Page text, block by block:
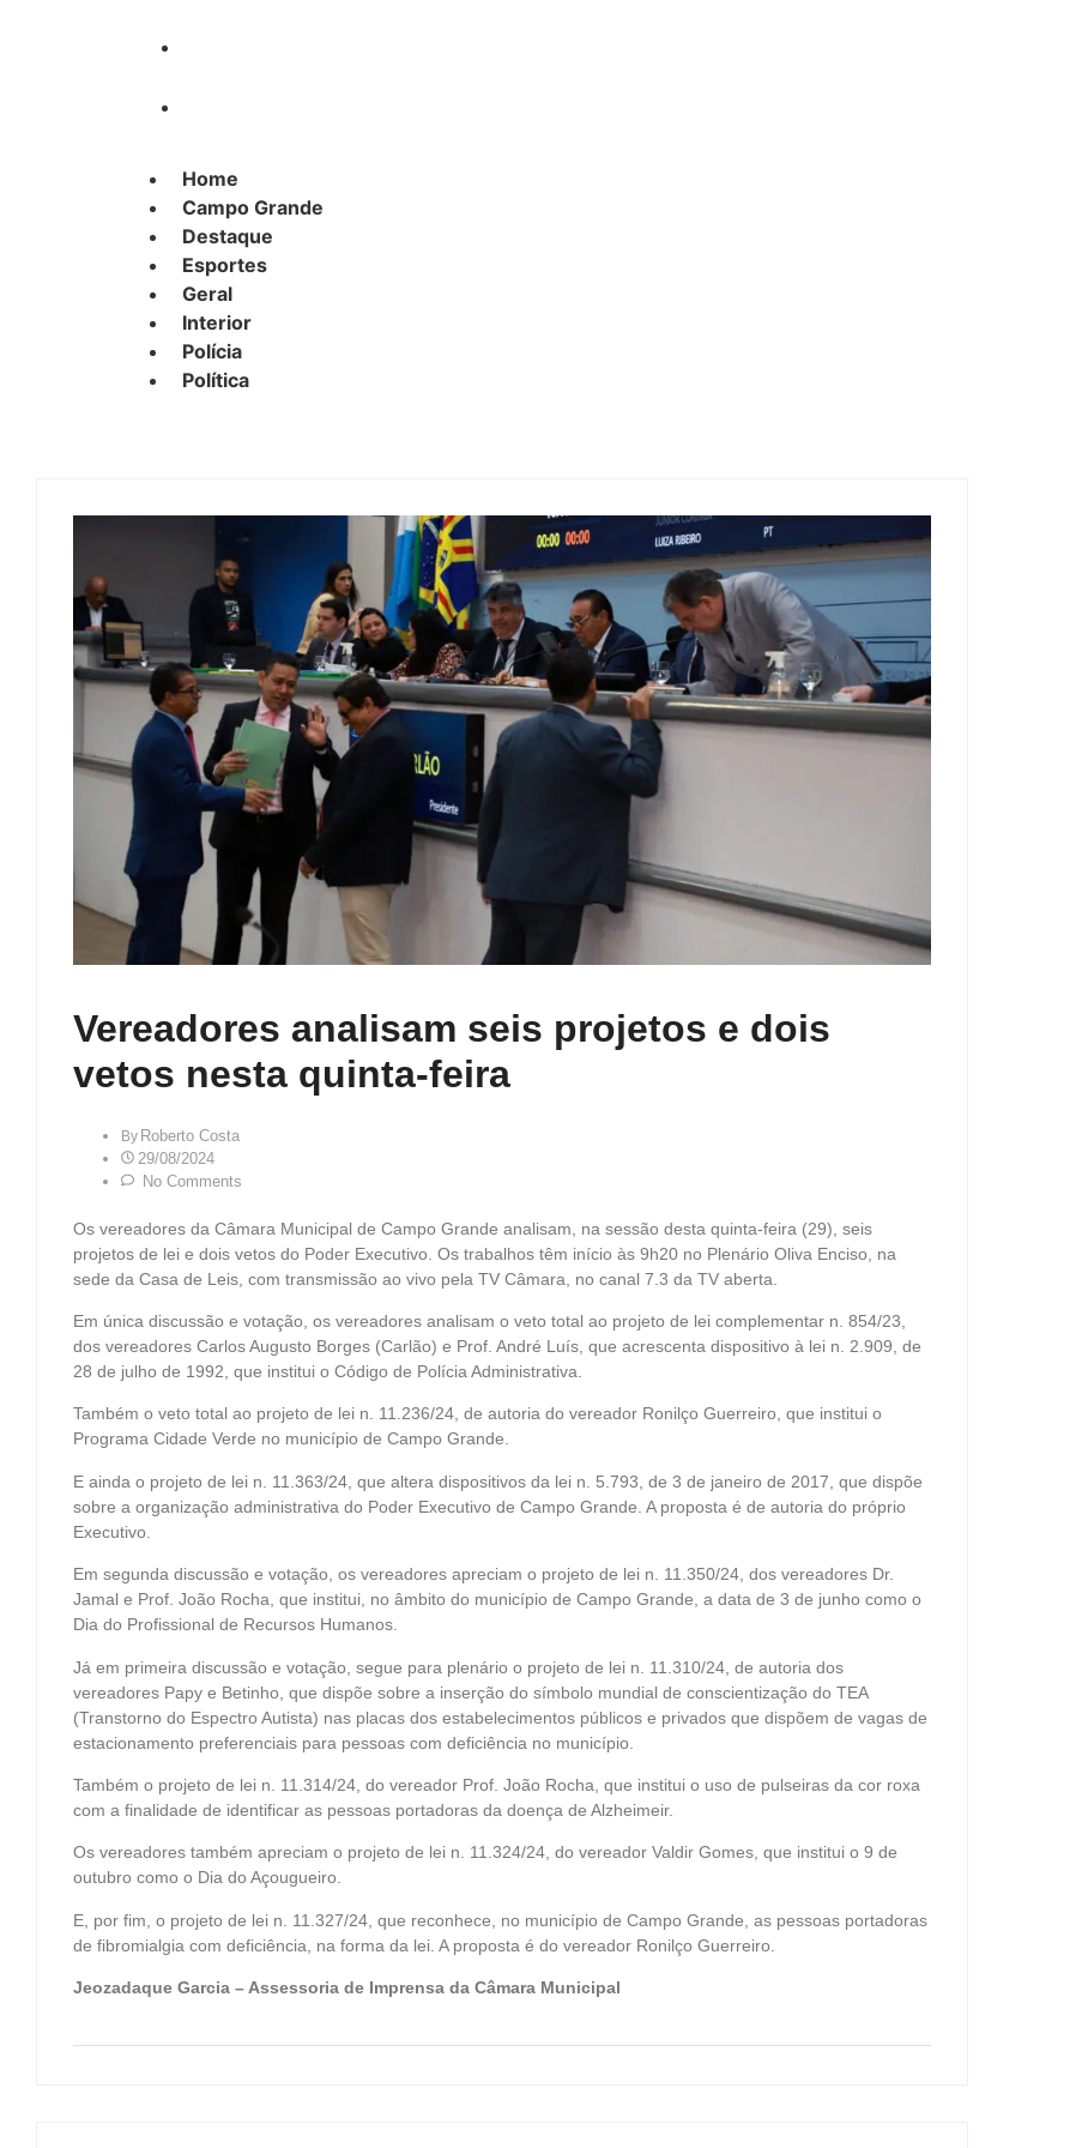
Home
Campo Grande
Destaque
Esportes
Geral
Interior
Polícia
Política
Vereadores analisam seis projetos e dois
vetos nesta quinta-feira
By Roberto Costa
29/08/2024
No Comments
Os vereadores da Câmara Municipal de Campo Grande analisam, na sessão desta quinta-feira (29), seis
projetos de lei e dois vetos do Poder Executivo. Os trabalhos têm início às 9h20 no Plenário Oliva Enciso, na
sede da Casa de Leis, com transmissão ao vivo pela TV Câmara, no canal 7.3 da TV aberta.
Em única discussão e votação, os vereadores analisam o veto total ao projeto de lei complementar n. 854/23,
dos vereadores Carlos Augusto Borges (Carlão) e Prof. André Luís, que acrescenta dispositivo à lei n. 2.909, de
28 de julho de 1992, que institui o Código de Polícia Administrativa.
Também o veto total ao projeto de lei n. 11.236/24, de autoria do vereador Ronilço Guerreiro, que institui o
Programa Cidade Verde no município de Campo Grande.
E ainda o projeto de lei n. 11.363/24, que altera dispositivos da lei n. 5.793, de 3 de janeiro de 2017, que dispõe
sobre a organização administrativa do Poder Executivo de Campo Grande. A proposta é de autoria do próprio
Executivo.
Em segunda discussão e votação, os vereadores apreciam o projeto de lei n. 11.350/24, dos vereadores Dr.
Jamal e Prof. João Rocha, que institui, no âmbito do município de Campo Grande, a data de 3 de junho como o
Dia do Profissional de Recursos Humanos.
Já em primeira discussão e votação, segue para plenário o projeto de lei n. 11.310/24, de autoria dos
vereadores Papy e Betinho, que dispõe sobre a inserção do símbolo mundial de conscientização do TEA
(Transtorno do Espectro Autista) nas placas dos estabelecimentos públicos e privados que dispõem de vagas de
estacionamento preferenciais para pessoas com deficiência no município.
Também o projeto de lei n. 11.314/24, do vereador Prof. João Rocha, que institui o uso de pulseiras da cor roxa
com a finalidade de identificar as pessoas portadoras da doença de Alzheimeir.
Os vereadores também apreciam o projeto de lei n. 11.324/24, do vereador Valdir Gomes, que institui o 9 de
outubro como o Dia do Açougueiro.
E, por fim, o projeto de lei n. 11.327/24, que reconhece, no município de Campo Grande, as pessoas portadoras
de fibromialgia com deficiência, na forma da lei. A proposta é do vereador Ronilço Guerreiro.
Jeozadaque Garcia – Assessoria de Imprensa da Câmara Municipal